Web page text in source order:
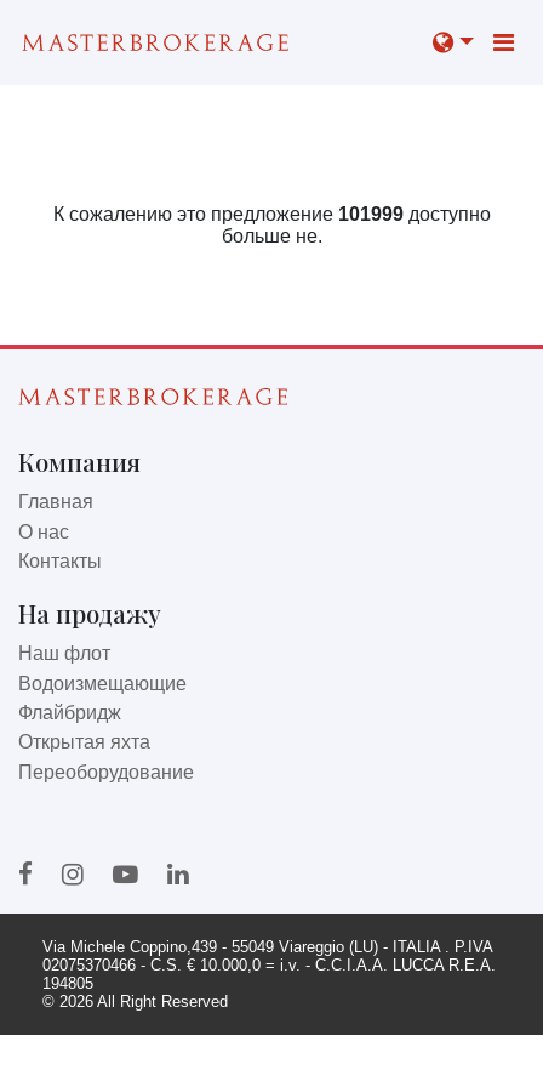
К сожалению это предложение 101999доступно
больше не.
Компания
Главная
О нас
Контакты
На продажу
Наш флот
Водоизмещающие
Флайбридж
Открытая яхта
Переоборудование
Via Michele Coppino,439 - 55049 Viareggio (LU) - ITALIA . P.IVA
02075370466 - C.S. € 10.000,0 = i.v. - C.C.I.A.A. LUCCA R.E.A.
194805
© 2026 All Right Reserved